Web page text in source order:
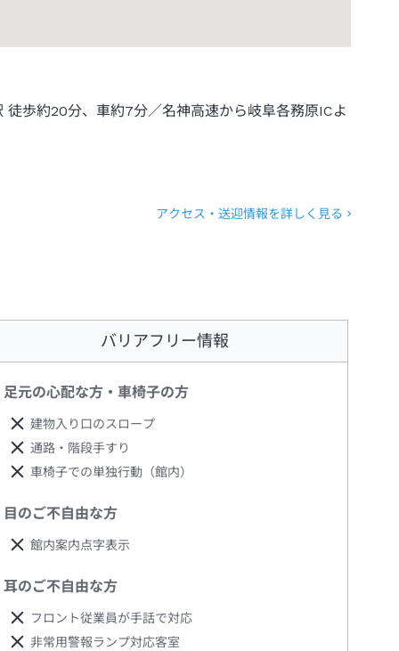
歩約20分、車約7分／名神高速から岐阜各務原ICよ
アクセス・送迎情報を詳しく見る
バリアフリー情報
足元の心配な方・車椅子の方
建物入り口のスロープ
通路・階段手すり
車椅子での単独行動（館内）
目のご不自由な方
館内案内点字表示
耳のご不自由な方
フロント従業員が手話で対応
非常用警報ランプ対応客室